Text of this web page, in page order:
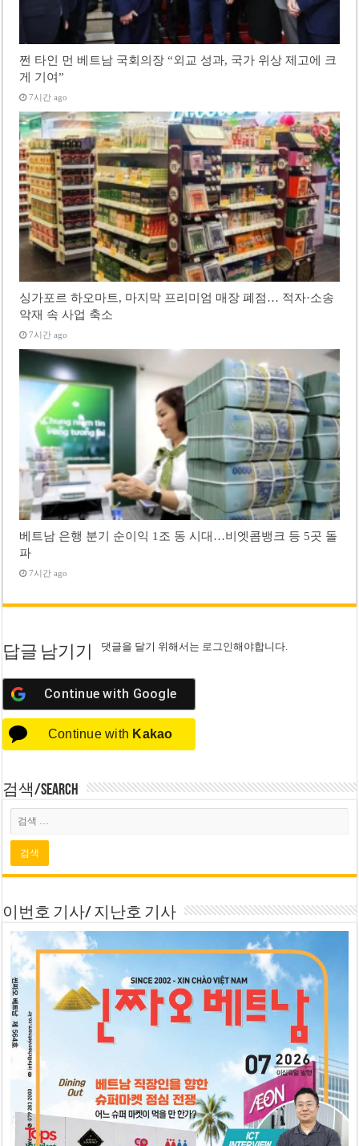
쩐 타인 먼 베트남 국회의장 “외교 성과, 국가 위상 제고에 크
게 기여”
7시간 ago
싱가포르 하오마트, 마지막 프리미엄 매장 폐점… 적자·소송
악재 속 사업 축소
7시간 ago
베트남 은행 분기 순이익 1조 동 시대…비엣콤뱅크 등 5곳 돌
파
7시간 ago
답글 남기기 댓글을 달기 위해서는 로그인해야합니다.
Continue with Google
Continue with Kakao
검색/Search
이번호 기사/ 지난호 기사